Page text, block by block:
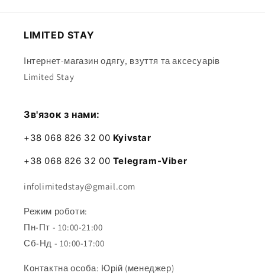
LIMITED STAY
Інтернет-магазин одягу, взуття та аксесуарів
Limited Stay
Зв'язок з нами:
+38 068 826 32 00 Kyivstar
+38 068 826 32 00 Telegram-Viber
infolimitedstay@gmail.com
Режим роботи:
Пн-Пт - 10:00-21:00
Сб-Нд - 10:00-17:00
Контактна особа: Юрій (менеджер)